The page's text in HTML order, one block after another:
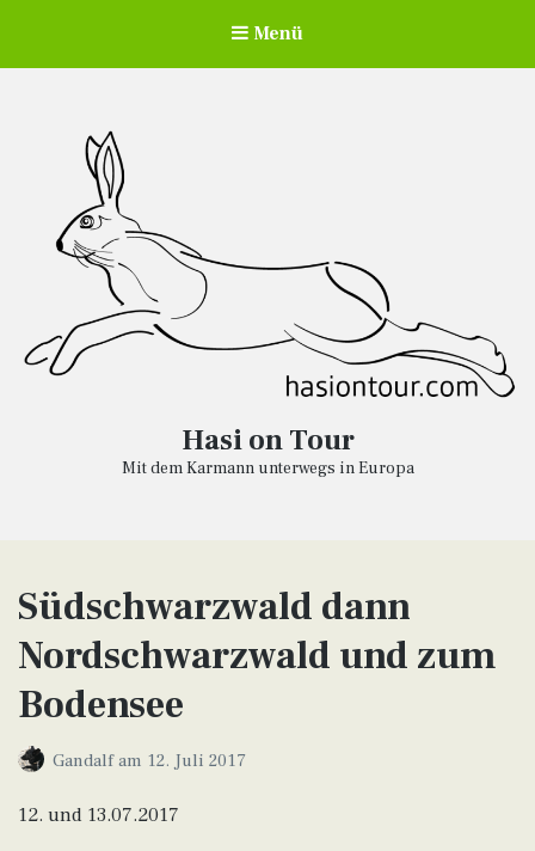
Menü
Hasi on Tour
Mit dem Karmann unterwegs in Europa
Südschwarzwald dann
Nordschwarzwald und zum
Bodensee
Gandalfam 12. Juli 2017
12. und 13.07.2017